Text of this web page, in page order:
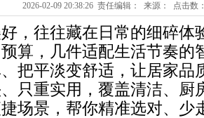
2026-02-09 20:38:26 责任编辑： 来源： 点击数
，往往藏在日常的细碎体
算，几件适配生活节奏的
把平淡变舒适，让居家品
只重实用，覆盖清洁、厨
场景，帮你精准选对、少